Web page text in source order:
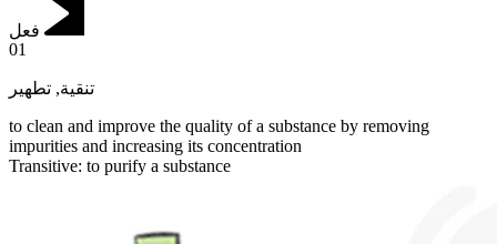
فعل
01
تنقية, تطهير
to clean and improve the quality of a substance by removing
impurities and increasing its concentration
Transitive: to purify a substance